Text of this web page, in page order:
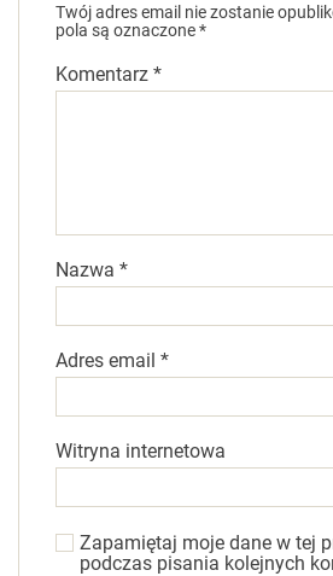
Twój adres email nie zostanie
pola są oznaczone*
Komentarz *
Nazwa *
Adres email *
Witryna internetowa
Zapamiętaj moje dane w tej
podczas pisania kolejnych